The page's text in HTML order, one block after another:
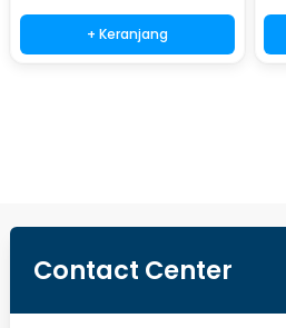
+ Keranjang
Contact Center